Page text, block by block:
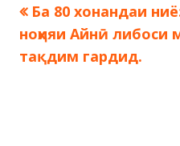
Навигация
по
Предыдущая
запись:
Ба 80 хонандаи
ноҳияи Айнӣ либоси
тақдим гардид.